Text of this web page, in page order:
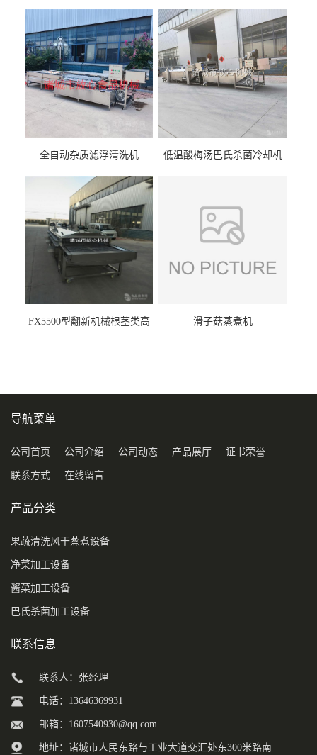
全自动杂质滤浮清洗机 低温酸梅汤巴氏杀菌冷却机
FX5500型翻新机械根茎类高
滑子菇蒸煮机
导航菜单
公司首页 公司介绍 公司动态 产品展厅 证书荣誉
联系方式 在线留言
产品分类
果蔬清洗风干蒸煮设备
净菜加工设备
酱菜加工设备
巴氏杀菌加工设备
联系信息
联系人：张经理
电话：13646369931
邮箱： 1607540930@qq.com
地址：诸城市人民东路与工业大道交汇处东300米路南